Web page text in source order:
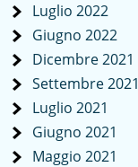
Luglio 2022
Giugno 2022
Dicembre 2021
Settembre 2021
Luglio 2021
Giugno 2021
Maggio 2021